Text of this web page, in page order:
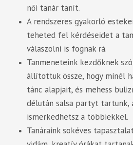
női tanár tanít.
A rendszeres gyakorló
teheted fel kérdéseidet a
válaszolni is fognak rá.
Tanmeneteink kezdőknek
állítottuk össze, hogy minél
tánc alapjait, és mehess
délután salsa partyt tartunk,
ismerkedhetsz a többiekkel.
Tanáraink sokéves